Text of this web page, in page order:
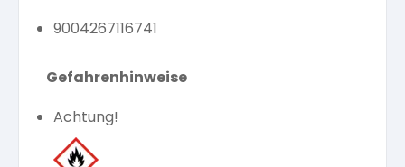
9004267116741
Gefahrenhinweise
Achtung!